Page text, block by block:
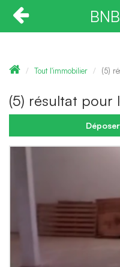
Tout l'immobilier (5)
(5) résultat pour